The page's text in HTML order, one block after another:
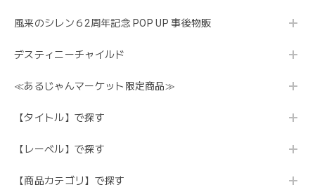
風来のシレン６2周年記念 POP UP 事後物販
デスティニーチャイルド
≪あるじゃんマーケット限定商品≫
【タイトル】で探す
【レーベル】で探す
【商品カテゴリ】で探す